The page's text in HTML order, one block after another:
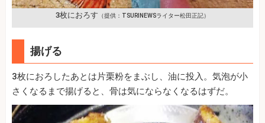
3枚におろす （提供：TSURINEWSライター松田正記）
揚げる
3枚におろしたあとは片栗粉をまぶし、油に投入。気泡が小
さくなるまで揚げると、骨は気にならなくなるはずだ。